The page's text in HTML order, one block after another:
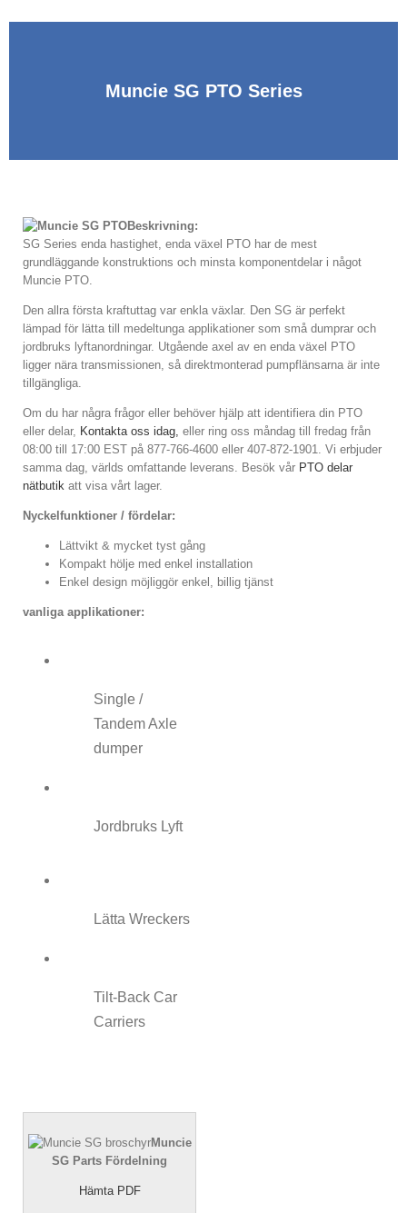
Muncie SG PTO Series
Beskrivning:
SG Series enda hastighet, enda växel PTO har de mest
grundläggande konstruktions och minsta komponentdelar i något
Muncie PTO.
Den allra första kraftuttag var enkla växlar. Den SG är perfekt
lämpad för lätta till medeltunga applikationer som små dumprar och
jordbruks lyftanordningar. Utgående axel av en enda växel PTO
ligger nära transmissionen, så direktmonterad pumpflänsarna är inte
tillgängliga.
Om du har några frågor eller behöver hjälp att identifiera din PTO
eller delar, Kontakta oss idag, eller ring oss måndag till fredag ​​från
08:00 till 17:00 EST på 877-766-4600 eller 407-872-1901. Vi erbjuder
samma dag, världs omfattande leverans. Besök vår PTO delar
nätbutik att visa vårt lager.
Nyckelfunktioner / fördelar:
Lättvikt & mycket tyst gång
Kompakt hölje med enkel installation
Enkel design möjliggör enkel, billig tjänst
vanliga applikationer:
Single /
Tandem Axle
dumper
Jordbruks Lyft
Lätta Wreckers
Tilt-Back Car
Carriers
Muncie
SG Parts Fördelning
Hämta PDF